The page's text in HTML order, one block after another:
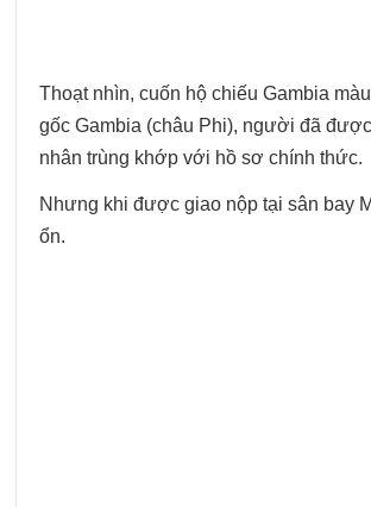
Thoạt nhìn, cuốn hộ chiếu Gambia
gốc Gambia (châu Phi), người đã
nhân trùng khớp với hồ sơ chính thức.
Nhưng khi được giao nộp tại sân bay
ổn.